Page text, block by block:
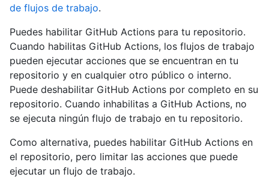
de flujos de trabajo.
Puedes habilitar GitHub Actions para tu repositorio.
Cuando habilitas GitHub Actions, los flujos de trabajo
pueden ejecutar acciones que se encuentran en tu
repositorio y en cualquier otro público o interno.
Puede deshabilitar GitHub Actions por completo en su
repositorio. Cuando inhabilitas a GitHub Actions, no
se ejecuta ningún flujo de trabajo en tu repositorio.
Como alternativa, puedes habilitar GitHub Actions en
el repositorio, pero limitar las acciones que puede
ejecutar un flujo de trabajo.